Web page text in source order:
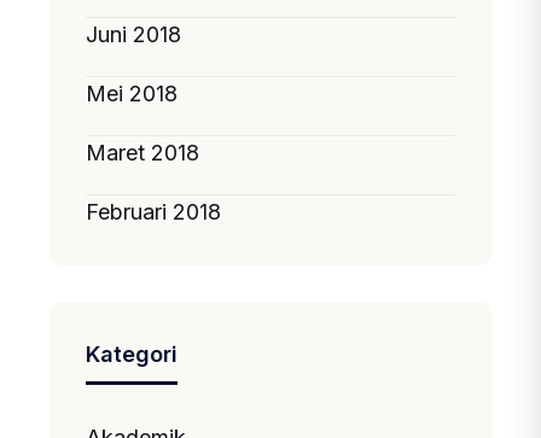
Juni 2018
Mei 2018
Maret 2018
Februari 2018
Kategori